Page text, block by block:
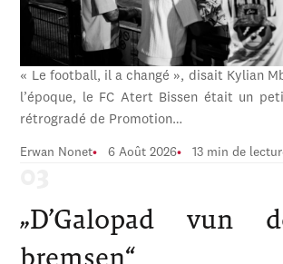
« Le football, il a changé », disait Kylian
l’époque, le FC Atert Bissen était un
rétrogradé de Promotion…
Erwan Nonet 6 Août 2026 13 min de
„D’Galopad vun
bremsen“